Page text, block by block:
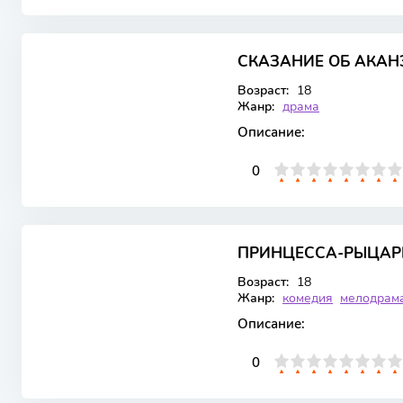
СКАЗАНИЕ ОБ
Возраст: 18
Жанр: драма
Описание:
0
5 7 8 9 10
ПРИНЦЕССА-
Возраст: 18
Жанр: комедия
Описание:
0
5 7 8 9 10